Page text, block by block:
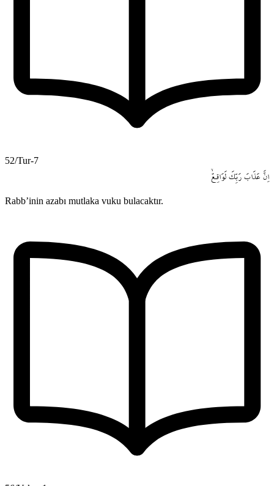
52/Tur-7
اِنَّ عَذَابَ رَبِّكَ لَوَاقِـعٌۙ
Rabb’inin azabı mutlaka vuku bulacaktır.